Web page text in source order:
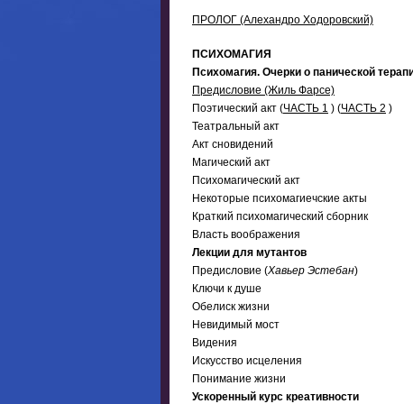
ПРОЛОГ (Алехандро Ходоровский)
ПСИХОМАГИЯ
Психомагия. Очерки о панической
Предисловие (Жиль Фарсе)
Поэтический акт (ЧАСТЬ 1 ) (ЧАСТЬ 2 )
Театральный акт
Акт сновидений
Магический акт
Психомагический акт
Некоторые психомагиечские акты
Краткий психомагический сборник
Власть воображения
Лекции для мутантов
Предисловие (Хавьер Эстебан)
Ключи к душе
Обелиск жизни
Невидимый мост
Видения
Искусство исцеления
Понимание жизни
Ускоренный курс креативности